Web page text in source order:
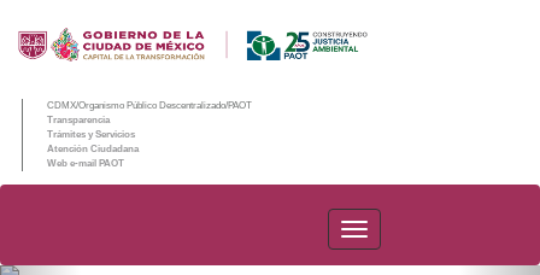
CDMX/Organismo Público Descentralizado/PAOT
Transparencia
Trámites y Servicios
Atención Ciudadana
Web e-mail PAOT
PAOT